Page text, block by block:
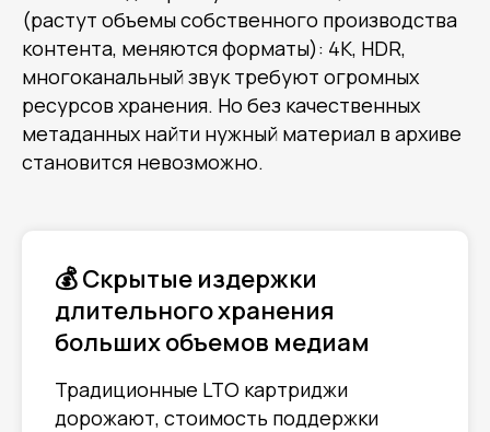
(растут объемы собственного производства
контента, меняются форматы): 4K, HDR,
многоканальный звук требуют огромных
ресурсов хранения. Но без качественных
метаданных найти нужный материал в архиве
становится невозможно.
💰 Скрытые издержки
длительного хранения
больших объемов медиам
Традиционные LTO картриджи
дорожают, стоимость поддержки